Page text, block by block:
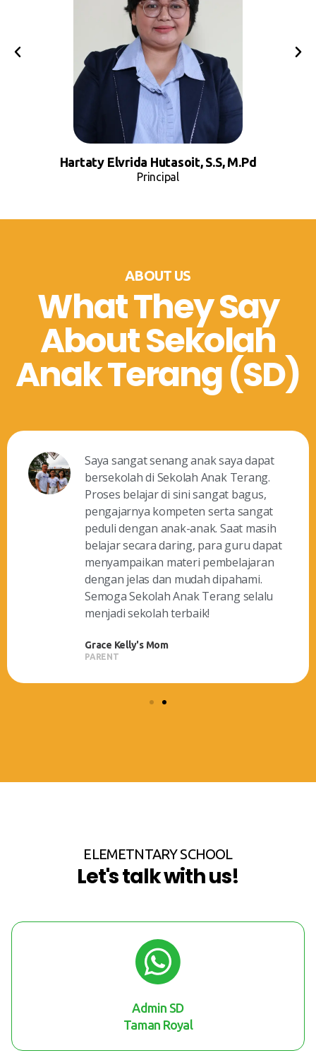
Hartaty Elvrida Hutasoit, S.S, M.Pd
Principal
ABOUT US
What They Say
About Sekolah
Anak Terang (SD)
Saya sangat senang anak saya dapat
bersekolah di Sekolah Anak Terang.
Proses belajar di sini sangat bagus,
pengajarnya kompeten serta sangat
peduli dengan anak-anak. Saat masih
belajar secara daring, para guru dapat
menyampaikan materi pembelajaran
dengan jelas dan mudah dipahami.
Semoga Sekolah Anak Terang selalu
menjadi sekolah terbaik!
Grace Kelly's Mom
PARENT
ELEMETNTARY SCHOOL
Let's talk with us!
Admin SD
Taman Royal